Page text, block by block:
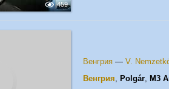
459
Венгрия — V.
Венгрия, Polgár, M3